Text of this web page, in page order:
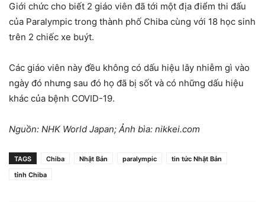
Giới chức cho biết 2 giáo viên đã tới một địa điểm thi đấu
của Paralympic trong thành phố Chiba cùng với 18 học sinh
trên 2 chiếc xe buýt.
Các giáo viên này đều không có dấu hiệu lây nhiễm gì vào
ngày đó nhưng sau đó họ đã bị sốt và có những dấu hiệu
khác của bệnh COVID-19.
Nguồn: NHK World Japan; Ảnh bìa: nikkei.com
TAGS Chiba Nhật Bản paralympic
tin tức Nhật Bản
tỉnh Chiba